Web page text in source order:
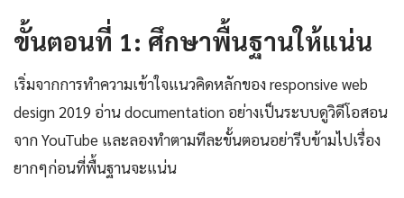
ขั้นตอนที่ 1: ศึกษาพื้นฐานให้แน่น
เริ่มจากการทำความเข้าใจแนวคิดหลักของ responsive web
design 2019 อ่าน documentation อย่างเป็นระบบดูวิดีโอสอน
จาก YouTube และลองทำตามทีละขั้นตอนอย่ารีบข้ามไปเรื่อง
ยากๆก่อนที่พื้นฐานจะแน่น